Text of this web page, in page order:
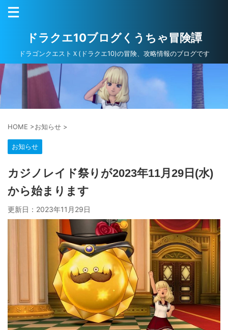
ドラクエ10ブログくうちゃ冒険譚
ドラゴンクエストＸ(ドラクエ10)の冒険、攻略情報のブログです
HOME >お知らせ >
お知らせ
カジノレイド祭りが2023年11月29日(水)
から始まります
更新日： 2023年11月29日